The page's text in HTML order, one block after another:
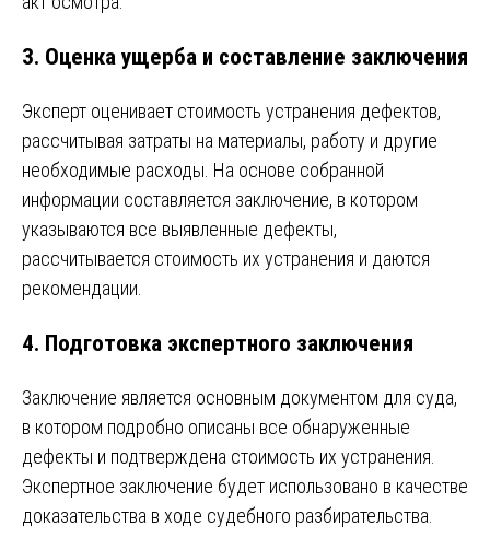
3. Оценка ущерба и составление заключения
Эксперт оценивает стоимость устранения дефектов,
рассчитывая затраты на материалы, работу и другие
необходимые расходы. На основе собранной
информации составляется заключение, в котором
указываются все выявленные дефекты,
рассчитывается стоимость их устранения и даются
рекомендации.
4. Подготовка экспертного заключения
Заключение является основным документом для суда,
в котором подробно описаны все обнаруженные
дефекты и подтверждена стоимость их устранения.
Экспертное заключение будет использовано в качестве
доказательства в ходе судебного разбирательства.